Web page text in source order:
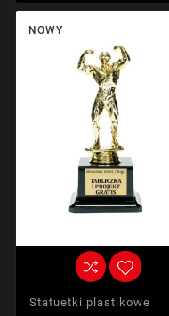
NOWY
Statuetki plastikowe